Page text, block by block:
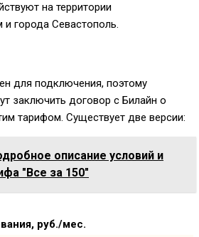
на территории
города Севастополь.
для подключения, поэтому
заключить договор с Билайн о
тарифом. Существует две версии:
описание условий и
"Все за 150"
руб./мес.